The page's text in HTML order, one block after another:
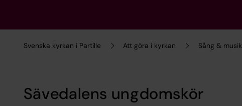
Svenska kyrkan i Partille Att göra i kyrkan Sång & musik
Sävedalens ungdomskör